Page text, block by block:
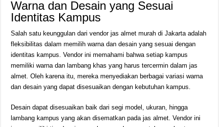
Warna dan Desain yang Sesuai
Identitas Kampus
Salah satu keunggulan dari vendor jas almet murah di Jakarta adalah
fleksibilitas dalam memilih warna dan desain yang sesuai dengan
identitas kampus. Vendor ini memahami bahwa setiap kampus
memiliki warna dan lambang khas yang harus tercermin dalam jas
almet. Oleh karena itu, mereka menyediakan berbagai variasi warna
dan desain yang dapat disesuaikan dengan kebutuhan kampus.
Desain dapat disesuaikan baik dari segi model, ukuran, hingga
lambang kampus yang akan disematkan pada jas almet. Vendor ini